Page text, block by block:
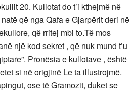
20. Kullotat do t’i kthejmë në
që nga Qafa e Gjarpërit deri në
që rritej mbi to.Të mos
një kod sekret , që nuk mund t’u
Pronësia e kullotave , është
si në origjinë Le ta illustrojmë.
ose të Gramozit, duket se